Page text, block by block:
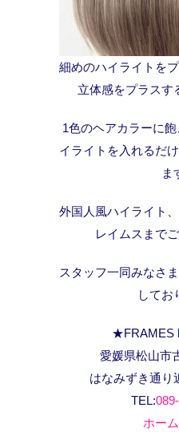
細めのハイライトを
立体感をプラスす
1色のヘアカラーに
イライトを入れるだ
ま
外国人風ハイライト
レイムスまで
スタッフ一同みなさ
してお
★FRAMES
愛媛県松山市
はなみずき通り
TEL:
ホー